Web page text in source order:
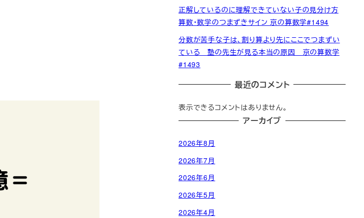
正解しているのに理解できていない子の見分け方
算数・数学のつまずきサイン 京の算数学#1494
分数が苦手な子は、割り算より先にここでつまずい
ている 塾の先生が見る本当の原因 京の算数学
#1493
最近のコメント
表示できるコメントはありません。
アーカイブ
2026年8月
2026年7月
2026年6月
2026年5月
2026年4月